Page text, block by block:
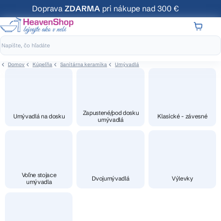
na
obsah
Doprava ZDARMA pri nákupe nad 300 €
Domov Kúpeľňa Sanitárna keramika Umývadlá
Umývadlá na dosku
Zapustené/pod dosku
umývadlá
Klasické - závesné
Voľne stojace
umývadla
Dvojumývadlá Výlevky